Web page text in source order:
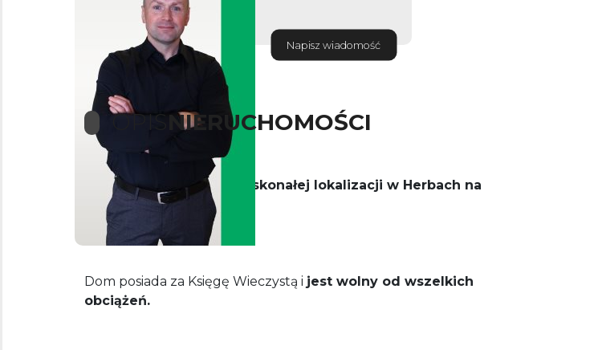
Napisz wiadomość
OPISNIERUCHOMOŚCI
Dom wolnostojący w doskonałej lokalizacji w Herbach na
sprzedaż.
Dom posiada za Księgę Wieczystą i jest wolny od wszelkich
obciążeń.